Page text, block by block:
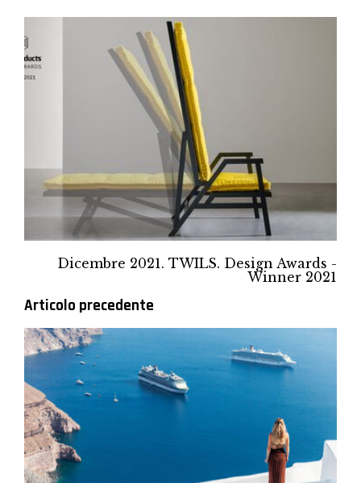
Dicembre 2021. TWILS. Design Awards -
Winner 2021
Articolo precedente